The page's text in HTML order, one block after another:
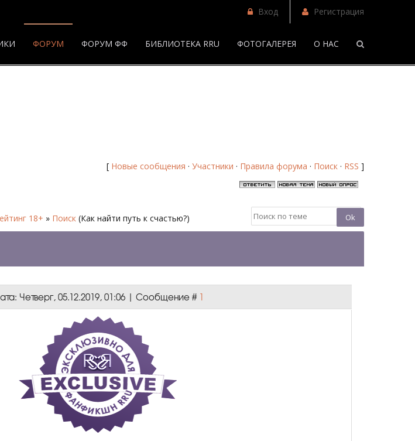
Вход Регистрация
ФОРУМ ФОРУМ ФФ БИБЛИОТЕКА RRU ФОТОГАЛЕРЕЯ О НАС
[ Новые сообщения · Участники · Правила форума · Поиск · RSS ]
18+ » Поиск (Как найти путь к счастью?)
Четверг, 05.12.2019, 01:06 | Сообщение # 1